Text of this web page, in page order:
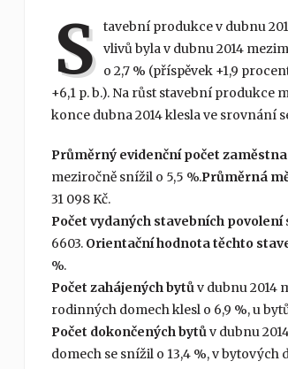
S tavební produkce v dubnu
vlivů byla v dubnu 2014
o 2,7 % (příspěvek +1,9
+6,1 p. b.). Na růst stavební
konce dubna 2014 klesla ve srovnání
Průměrný evidenční počet
meziročně snížil o 5,5 %.Průměrná
31 098 Kč.
Počet vydaných stavebních povolení
6603. Orientační hodnota těchto
%.
Počet zahájených bytův dubnu 2014
rodinných domech klesl o 6,9 %, u
Počet dokončených bytův dubnu
domech se snížil o 13,4 %, v bytových